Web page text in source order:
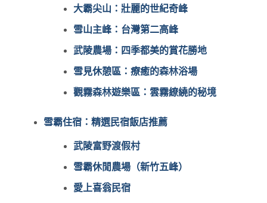
大霸尖山：壯麗的世紀奇峰
雪山主峰：台灣第二高峰
武陵農場：四季都美的賞花勝地
雪見休憩區：療癒的森林浴場
觀霧森林遊樂區：雲霧繚繞的秘境
雪霸住宿：精選民宿飯店推薦
武陵富野渡假村
雪霸休閒農場（新竹五峰）
愛上喜翁民宿